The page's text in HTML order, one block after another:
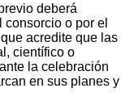
deberá
o por el
acredite que las
científico o
la celebración
en sus planes y